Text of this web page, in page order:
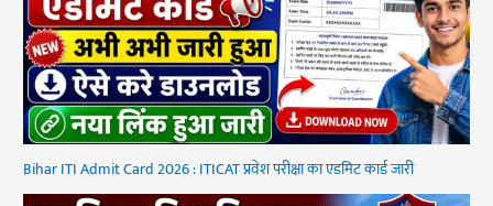
Bihar ITI Admit Card 2026 : ITICAT प्रवेश परीक्षा का एडमिट कार्ड जारी